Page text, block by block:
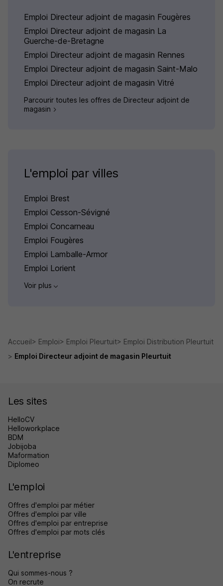
Emploi Directeur adjoint de magasin Fougères
Emploi Directeur adjoint de magasin La
Guerche-de-Bretagne
Emploi Directeur adjoint de magasin Rennes
Emploi Directeur adjoint de magasin Saint-Malo
Emploi Directeur adjoint de magasin Vitré
Parcourir toutes les offres de Directeur adjoint de
magasin
L'emploi par villes
Emploi Brest
Emploi Cesson-Sévigné
Emploi Concarneau
Emploi Fougères
Emploi Lamballe-Armor
Emploi Lorient
Voir plus
Accueil Emploi Emploi Pleurtuit
Emploi Distribution Pleurtuit
Emploi Directeur adjoint de magasin Pleurtuit
Les sites
HelloCV
Helloworkplace
BDM
Jobijoba
Maformation
Diplomeo
L'emploi
Offres d'emploi par métier
Offres d'emploi par ville
Offres d'emploi par entreprise
Offres d'emploi par mots clés
L'entreprise
Qui sommes-nous ?
On recrute